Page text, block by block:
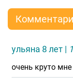
ульяна 8 лет |
очень круто